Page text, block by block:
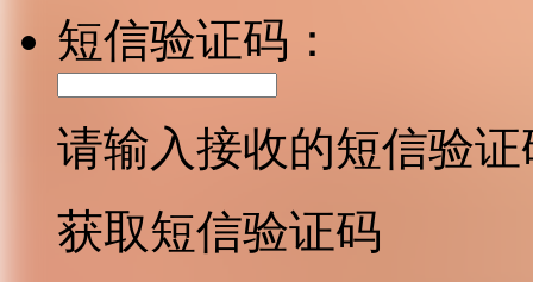
短信验证码：
请输入接收的短信验证
获取短信验证码